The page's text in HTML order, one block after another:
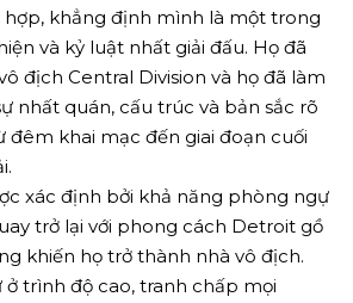
khẳng định mình là một trong
và kỷ luật nhất giải đấu. Họ đã
địch Central Division và họ đã làm
nhất quán, cấu trúc và bản sắc rõ
đêm khai mạc đến giai đoạn cuối
xác định bởi khả năng phòng ngự
trở lại với phong cách Detroit gồ
khiến họ trở thành nhà vô địch.
trình độ cao, tranh chấp mọi